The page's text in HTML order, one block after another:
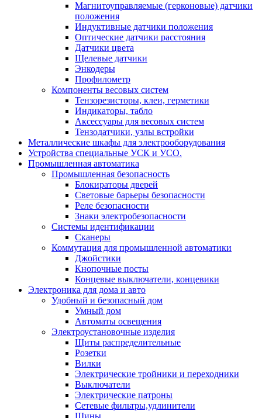
Магнитоуправляемые (герконовые) датчики
положения
Индуктивные датчики положения
Оптические датчики расстояния
Датчики цвета
Щелевые датчики
Энкодеры
Профилометр
Компоненты весовых систем
Тензорезисторы, клеи, герметики
Индикаторы, табло
Аксессуары для весовых систем
Тензодатчики, узлы встройки
Металлические шкафы для электрооборудования
Устройства специальные УСК и УСО.
Промышленная автоматика
Промышленная безопасность
Блокираторы дверей
Световые барьеры безопасности
Реле безопасности
Знаки электробезопасности
Системы идентификации
Сканеры
Коммутация для промышленной автоматики
Джойстики
Кнопочные посты
Концевые выключатели, концевики
Электроника для дома и авто
Удобный и безопасный дом
Умный дом
Автоматы освещения
Электроустановочные изделия
Щиты распределительные
Розетки
Вилки
Электрические тройники и переходники
Выключатели
Электрические патроны
Сетевые фильтры,удлинители
Шины